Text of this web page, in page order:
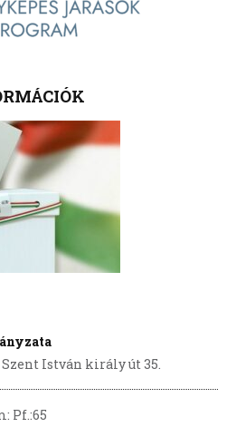
István király út 35.
Pf.:65